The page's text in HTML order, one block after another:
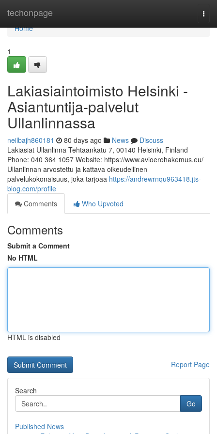
techonpage
Home
Home
1
Lakiasiaintoimisto Helsinki -
Asiantuntija-palvelut
Ullanlinnassa
neilbajh860181 80 days ago News
Discuss
Lakiasiat Ullanlinna Tehtaankatu 7, 00140 Helsinki, Finland
Phone: 040 364 1057 Website: https://www.avioerohakemus.eu/
Ullanlinnan arvostettu ja kattava oikeudellinen
palvelukokonaisuus, joka tarjoaa https://andrewrnqu963418.jts-
blog.com/profile
Comments
Who Upvoted
Comments
Submit a Comment
No HTML
HTML is disabled
Report Page
Search
Go
Published News